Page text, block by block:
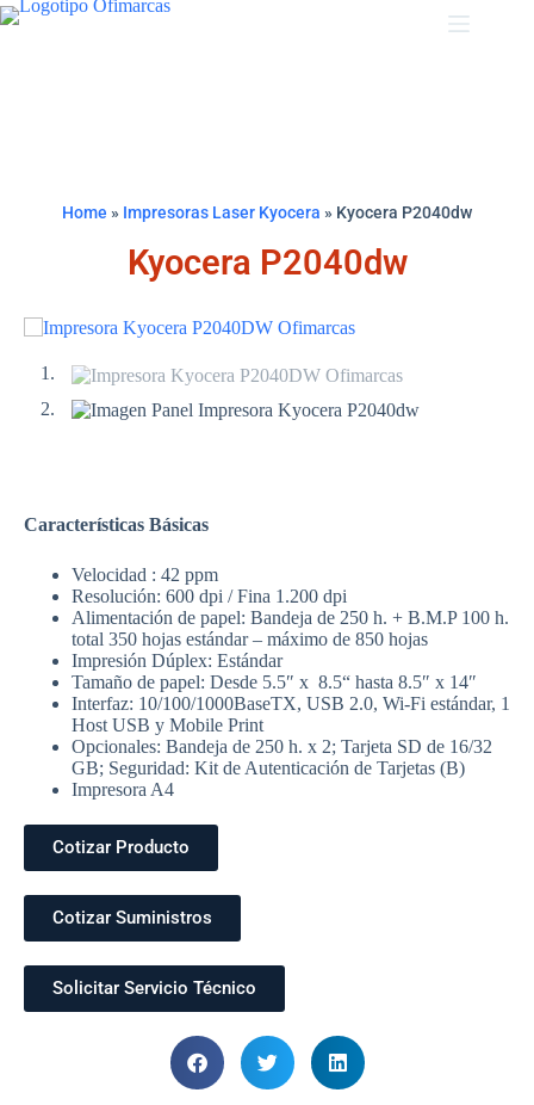
Home » Impresoras Laser Kyocera » Kyocera P2040dw
Kyocera P2040dw
Características Básicas
Velocidad : 42 ppm
Resolución: 600 dpi / Fina 1.200 dpi
Alimentación de papel: Bandeja de 250 h. + B.M.P 100 h.
total 350 hojas estándar – máximo de 850 hojas
Impresión Dúplex: Estándar
Tamaño de papel: Desde 5.5″ x 8.5“ hasta 8.5″ x 14″
Interfaz: 10/100/1000BaseTX, USB 2.0, Wi-Fi estándar, 1
Host USB y Mobile Print
Opcionales: Bandeja de 250 h. x 2; Tarjeta SD de 16/32
GB; Seguridad: Kit de Autenticación de Tarjetas (B)
Impresora A4
Cotizar Producto
Cotizar Suministros
Solicitar Servicio Técnico